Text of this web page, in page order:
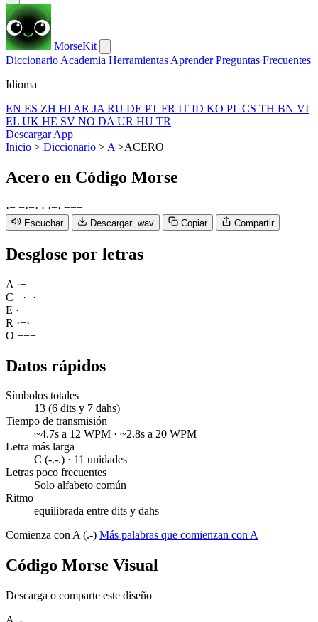
MorseKit
Diccionario Academia Herramientas AprenderPreguntas Frecuentes
Idioma
EN ES ZH HI AR JA RU DE PT FR IT ID KO PL CS TH BN VI
EL UK HE SV NO DA UR HU TR
Descargar App
Inicio > Diccionario > A >ACERO
Acero en Código Morse
·− −·−· · ·−· −−−
Escuchar Descargar .wav Copiar Compartir
Desglose por letras
A ·−
C −·−·
E ·
R ·−·
O −−−
Datos rápidos
Símbolos totales
13 (6 dits y 7 dahs)
Tiempo de transmisión
~4.7s a 12 WPM · ~2.8s a 20 WPM
Letra más larga
C (-.-.) · 11 unidades
Letras poco frecuentes
Solo alfabeto común
Ritmo
equilibrada entre dits y dahs
Comienza con A (.-) Más palabras que comienzan con A
Código Morse Visual
Descarga o comparte este diseño